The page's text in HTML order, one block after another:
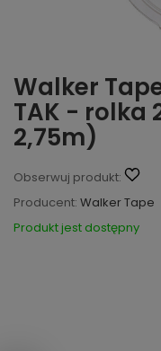
Walker
TAK - rolka
2,75m)
Obserwuj produkt:
Producent: Walker Tape
Produkt jest dostępny